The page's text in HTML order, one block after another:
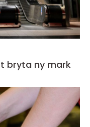
bryta ny mark